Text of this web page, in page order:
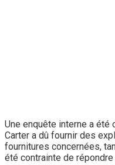
Une enquête interne a été
Carter a dû fournir des
fournitures concernées,
été contrainte de